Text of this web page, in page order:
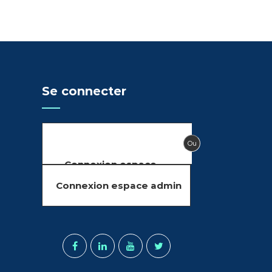
Se connecter
Connexion espace
Ou
Connexion espace admin